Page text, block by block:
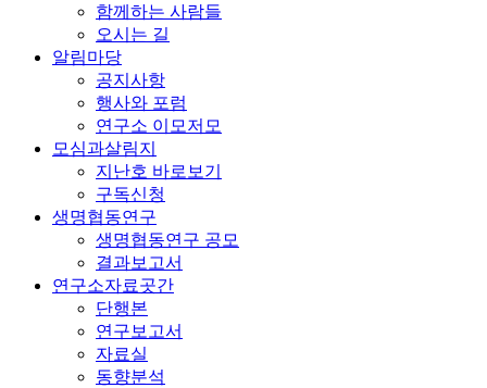
함께하는 사람들
오시는 길
알림마당
공지사항
행사와 포럼
연구소 이모저모
모심과살림지
지난호 바로보기
구독신청
생명협동연구
생명협동연구 공모
결과보고서
연구소자료곳간
단행본
연구보고서
자료실
동향분석